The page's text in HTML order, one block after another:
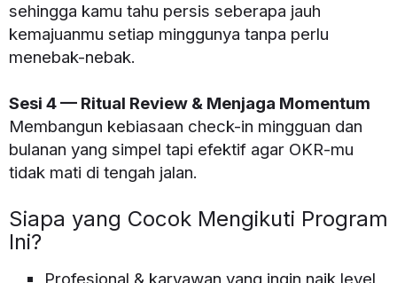
sehingga kamu tahu persis seberapa jauh
kemajuanmu setiap minggunya tanpa perlu
menebak-nebak.
Sesi 4 — Ritual Review & Menjaga Momentum
Membangun kebiasaan check-in mingguan dan
bulanan yang simpel tapi efektif agar OKR-mu
tidak mati di tengah jalan.
Siapa yang Cocok Mengikuti Program
Ini?